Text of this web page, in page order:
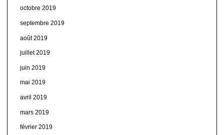
octobre 2019
septembre 2019
août 2019
juillet 2019
juin 2019
mai 2019
avril 2019
mars 2019
février 2019